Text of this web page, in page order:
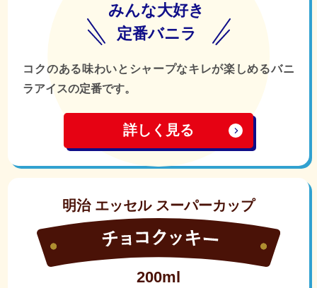
みんな大好き
定番バニラ
コクのある味わいとシャープなキレが楽しめるバニ
ラアイスの定番です。
詳しく見る
明治 エッセル スーパーカップ
200ml